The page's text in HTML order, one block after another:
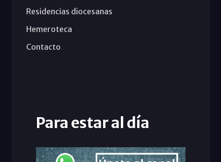
Residencias diocesanas
Hemeroteca
Contacto
Para estar al día